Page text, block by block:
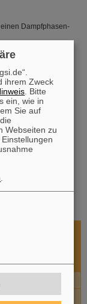
Dampfphasen-
ihrem Zweck
. Bitte
ein, wie in
Sie auf
Webseiten zu